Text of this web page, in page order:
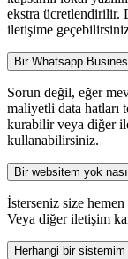
ekstra ücretlendirilir.
iletişime
Bir Whatsapp
Sorun değil, eğer
maliyetli data hatları
kurabilir veya diğer
kullanabilirsiniz.
Bir websitem yok
İsterseniz size
Veya diğer iletişim
Herhangi bir